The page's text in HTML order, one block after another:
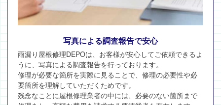
写真による調査報告で安心
雨漏り屋根修理DEPOは、お客様が安心してご依頼できるよ
うに、写真による調査報告を行っております。
修理が必要な箇所を実際に見ることで、修理の必要性や必
要箇所を理解していただくためです。
残念なことに屋根修理業者の中には、必要のない箇所まで